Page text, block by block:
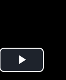
Play